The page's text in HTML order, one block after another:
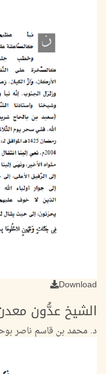
Download
الشيخ عدُّون
د. محمد بن قاسم ناصر